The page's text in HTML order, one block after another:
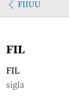
FIIUU
FIL
FIL
sigla